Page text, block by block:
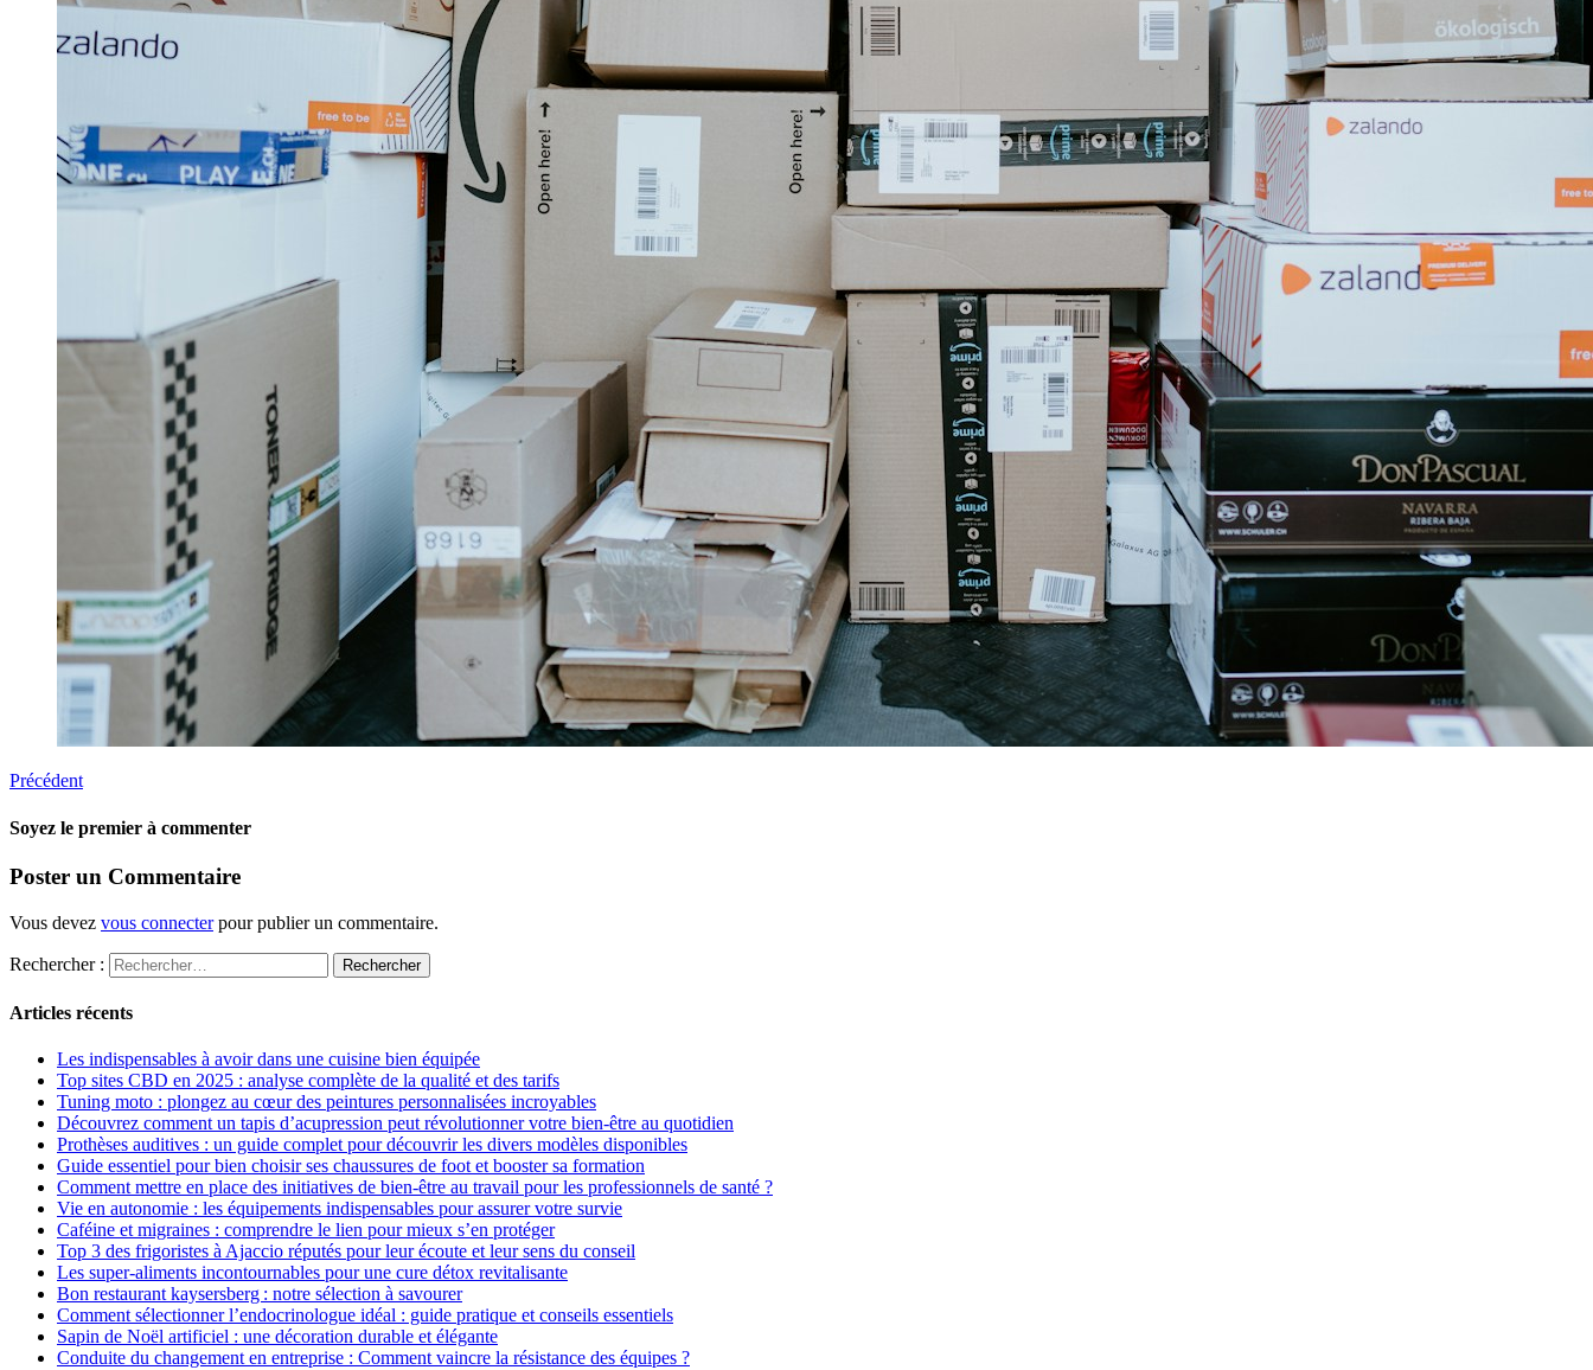
Précédent
Soyez le premier à commenter
Poster un Commentaire
Vous devez vous connecterpour publier un commentaire.
Rechercher :
Articles récents
Les indispensables à avoir dans une cuisine bien équipée
Top sites CBD en 2025 : analyse complète de la qualité et des tarifs
Tuning moto : plongez au cœur des peintures personnalisées incroyables
Découvrez comment un tapis d’acupression peut révolutionner votre bien-être au quotidien
Prothèses auditives : un guide complet pour découvrir les divers modèles disponibles
Guide essentiel pour bien choisir ses chaussures de foot et booster sa formation
Comment mettre en place des initiatives de bien-être au travail pour les professionnels de santé ?
Vie en autonomie : les équipements indispensables pour assurer votre survie
Caféine et migraines : comprendre le lien pour mieux s’en protéger
Top 3 des frigoristes à Ajaccio réputés pour leur écoute et leur sens du conseil
Les super-aliments incontournables pour une cure détox revitalisante
Bon restaurant kaysersberg : notre sélection à savourer
Comment sélectionner l’endocrinologue idéal : guide pratique et conseils essentiels
Sapin de Noël artificiel : une décoration durable et élégante
Conduite du changement en entreprise : Comment vaincre la résistance des équipes ?